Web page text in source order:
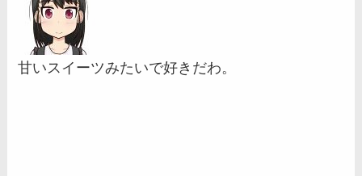
甘いスイーツみたいで好きだわ。